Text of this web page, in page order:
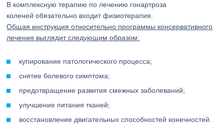
В комплексную терапию по лечению гонартроза
коленей обязательно входит физиотерапия.
Общая инструкция относительно программы консервативного
лечения выглядит следующим образом:
купирование патологического процесса;
снятие болевого симптома;
предотвращение развития смежных заболеваний;
улучшение питания тканей;
восстановление двигательных способностей конечностей.